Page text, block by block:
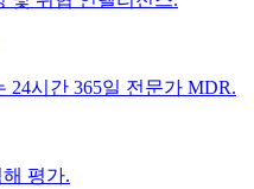
24시간 365일 전문가 MDR.
평가.